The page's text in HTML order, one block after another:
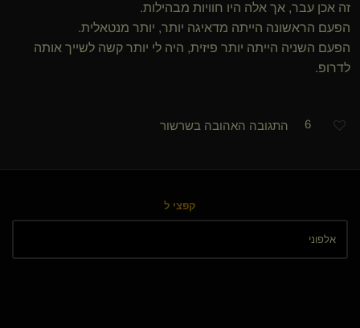
זה אכן עבר, אך אלה היו חוויות מבהילות.
הפעם הראשונה הייתה מדאיגה יותר, יותר מנטאלית.
הפעם השניה הייתה יותר פיזית, היה לי יותר קשה לשייך אותה
לדרופ.
6 התגובה האהובה בשרשור
קפצי ל